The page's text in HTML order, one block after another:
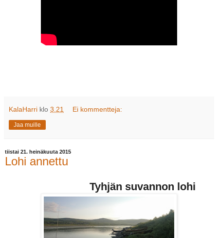
KalaHarri klo 3.21 Ei kommentteja:
Jaa muille
tiistai 21. heinäkuuta 2015
Lohi annettu
Tyhjän suvannon lohi